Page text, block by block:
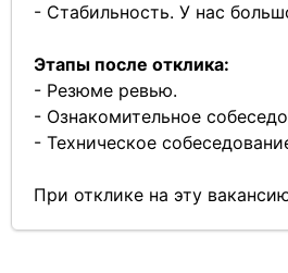
- Стабильность. У нас
Этапы после отклика:
- Резюме ревью.
- Ознакомительное
- Техническое
При отклике на эту